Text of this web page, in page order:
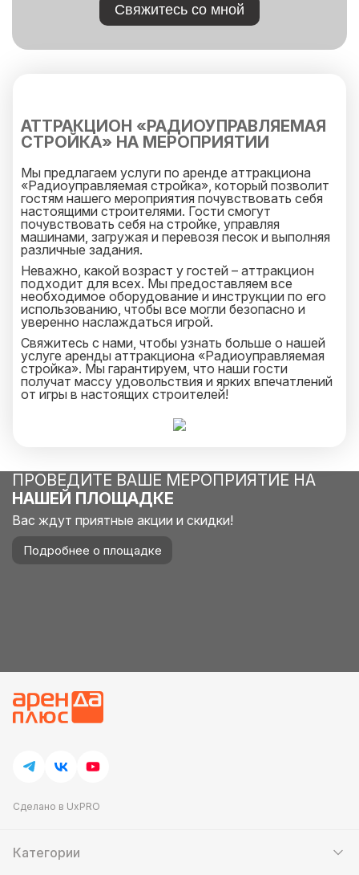
Свяжитесь со мной
АТТРАКЦИОН «РАДИОУПРАВЛЯЕМАЯ
СТРОЙКА» НА МЕРОПРИЯТИИ
Мы предлагаем услуги по аренде аттракциона
«Радиоуправляемая стройка», который позволит
гостям нашего мероприятия почувствовать себя
настоящими строителями. Гости смогут
почувствовать себя на стройке, управляя
машинами, загружая и перевозя песок и выполняя
различные задания.
Неважно, какой возраст у гостей – аттракцион
подходит для всех. Мы предоставляем все
необходимое оборудование и инструкции по его
использованию, чтобы все могли безопасно и
уверенно наслаждаться игрой.
Свяжитесь с нами, чтобы узнать больше о нашей
услуге аренды аттракциона «Радиоуправляемая
стройка». Мы гарантируем, что наши гости
получат массу удовольствия и ярких впечатлений
от игры в настоящих строителей!
ПРОВЕДИТЕ ВАШЕ МЕРОПРИЯТИЕ НА
НАШЕЙ ПЛОЩАДКЕ
Вас ждут приятные акции и скидки!
Подробнее о площадке
Сделано в UxPRO
Категории